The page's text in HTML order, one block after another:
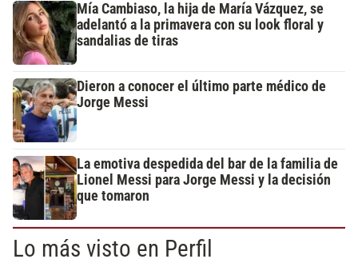
Mía Cambiaso, la hija de María Vázquez, se
adelantó a la primavera con su look floral y
sandalias de tiras
Dieron a conocer el último parte médico de
Jorge Messi
La emotiva despedida del bar de la familia de
Lionel Messi para Jorge Messi y la decisión
que tomaron
Lo más visto en Perfil